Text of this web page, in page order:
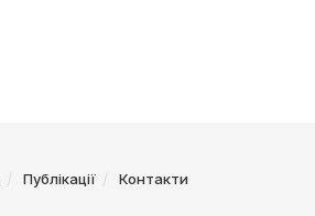
Публікації Контакти